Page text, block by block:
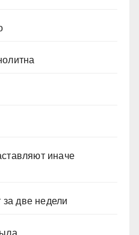
иначе
за две недели